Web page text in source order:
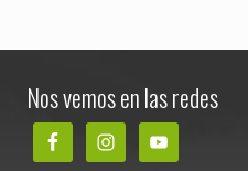
Nos vemos en las redes